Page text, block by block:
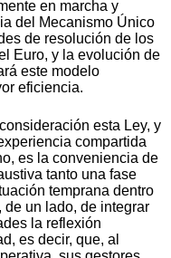
en marcha y
del Mecanismo Único
de resolución de los
Euro, y la evolución de
este modelo
eficiencia.
esta Ley, y
compartida
es la conveniencia de
tanto una fase
temprana dentro
de un lado, de integrar
la reflexión
es decir, que, al